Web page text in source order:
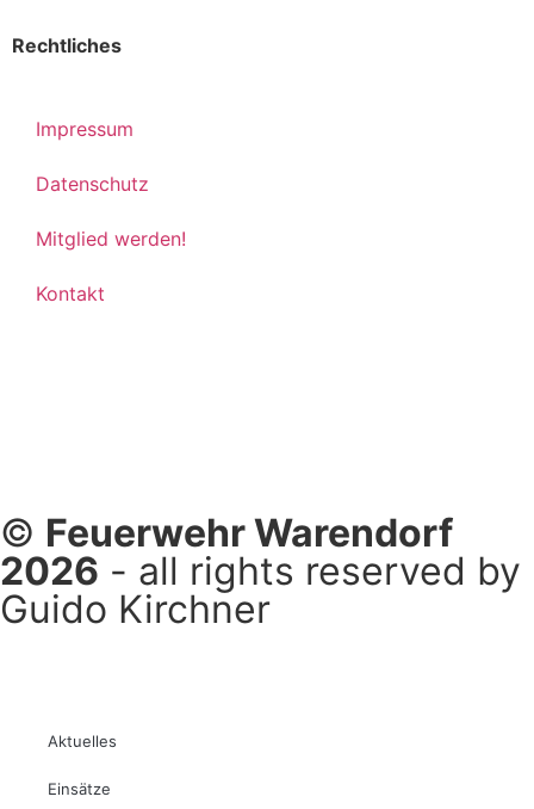
Rechtliches
Impressum
Datenschutz
Mitglied werden!
Kontakt
© Feuerwehr Warendorf
2026 - all rights reserved by
Guido Kirchner
Aktuelles
Einsätze